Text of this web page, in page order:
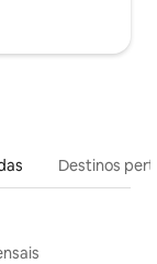
Destinos